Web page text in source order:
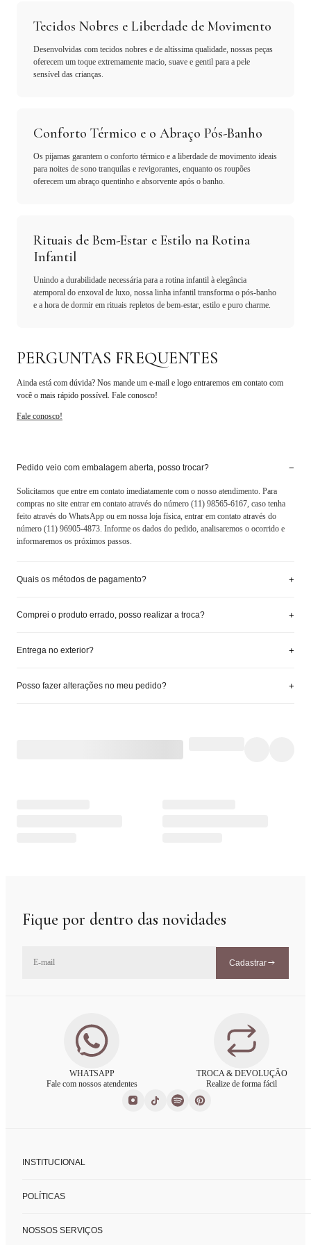
Tecidos Nobres e Liberdade de Movimento
Desenvolvidas com tecidos nobres e de altíssima qualidade, nossas peças
oferecem um toque extremamente macio, suave e gentil para a pele
sensível das crianças.
Conforto Térmico e o Abraço Pós-Banho
Os pijamas garantem o conforto térmico e a liberdade de movimento ideais
para noites de sono tranquilas e revigorantes, enquanto os roupões
oferecem um abraço quentinho e absorvente após o banho.
Rituais de Bem-Estar e Estilo na Rotina
Infantil
Unindo a durabilidade necessária para a rotina infantil à elegância
atemporal do enxoval de luxo, nossa linha infantil transforma o pós-banho
e a hora de dormir em rituais repletos de bem-estar, estilo e puro charme.
PERGUNTAS FREQUENTES
Ainda está com dúvida? Nos mande um e-mail e logo entraremos em contato com
você o mais rápido possível. Fale conosco!
Fale conosco!
Pedido veio com embalagem aberta, posso trocar? −
Solicitamos que entre em contato imediatamente com o nosso atendimento. Para
compras no site entrar em contato através do número (11) 98565-6167, caso tenha
feito através do WhatsApp ou em nossa loja física, entrar em contato através do
número (11) 96905-4873. Informe os dados do pedido, analisaremos o ocorrido e
informaremos os próximos passos.
Quais os métodos de pagamento? +
Comprei o produto errado, posso realizar a troca? +
Entrega no exterior? +
Posso fazer alterações no meu pedido? +
Fique por dentro das novidades
Cadastrar
WHATSAPP
Fale com nossos atendentes
TROCA & DEVOLUÇÃO
Realize de forma fácil
INSTITUCIONAL
Nossas lojas
POLÍTICAS
Trocas e devoluções
NOSSOS SERVIÇOS